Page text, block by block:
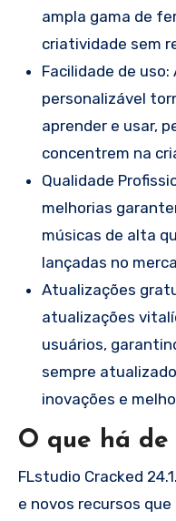
ampla gama de
criatividade sem
Facilidade de
personalizável
aprender e usar,
concentrem na
Qualidade
melhorias
músicas de alta
lançadas no
Atualizações
atualizações
usuários,
sempre
inovações e
O que há de
FLstudio Cracked
e novos recursos